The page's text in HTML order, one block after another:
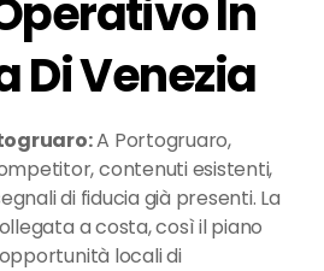
In
Di Venezia
A Portogruaro,
contenuti esistenti,
di fiducia già presenti. La
a costa, così il piano
locali di